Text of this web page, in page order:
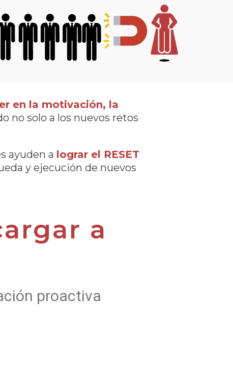
en la motivación, la
no solo a los nuevos retos
ayuden a lograr el RESET
y ejecución de nuevos
a
proactiva